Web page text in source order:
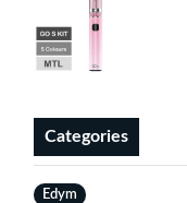
Categories
Edym